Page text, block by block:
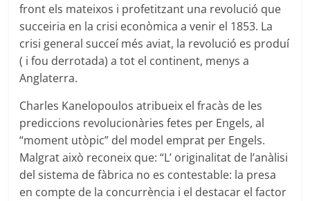
front els mateixos i profetitzant una revolució que
succeiria en la crisi econòmica a venir el 1853. La
crisi general succeí més aviat, la revolució es produí
( i fou derrotada) a tot el continent, menys a
Anglaterra.
Charles Kanelopoulos atribueix el fracàs de les
prediccions revolucionàries fetes per Engels, al
“moment utòpic” del model emprat per Engels.
Malgrat això reconeix que: “L’ originalitat de l’anàlisi
del sistema de fàbrica no es contestable: la presa
en compte de la concurrència i el destacar el factor